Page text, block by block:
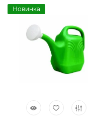
Новинка